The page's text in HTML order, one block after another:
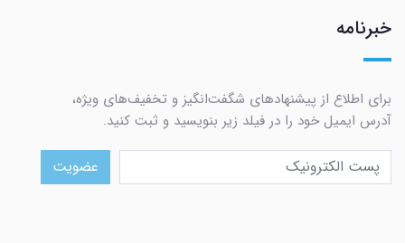
خبرنامه
برای اطلاع از پیشنهادهای شگفت‌انگیز و تخفیف‌های ویژه،
آدرس ایمیل خود را در فیلد زیر بنویسید و ثبت کنید.
عضویت